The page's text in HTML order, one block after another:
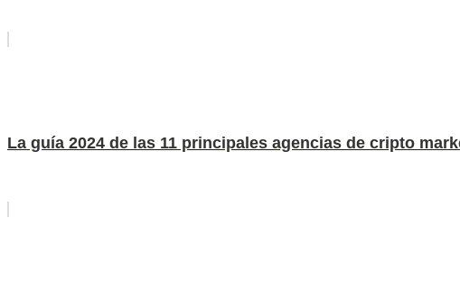
La guía 2024 de las 11 principales agencias de cripto